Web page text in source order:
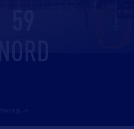
NORD